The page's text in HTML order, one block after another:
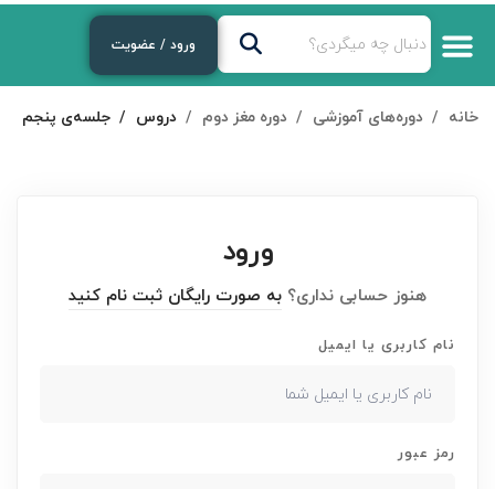
ورود / عضویت
خانه دوره‌های آموزشی دوره مغز دوم دروس جلسه‌ی پنجم
ورود
هنوز حسابی نداری؟ به صورت رایگان ثبت نام کنید
نام کاربری یا ایمیل
رمز عبور